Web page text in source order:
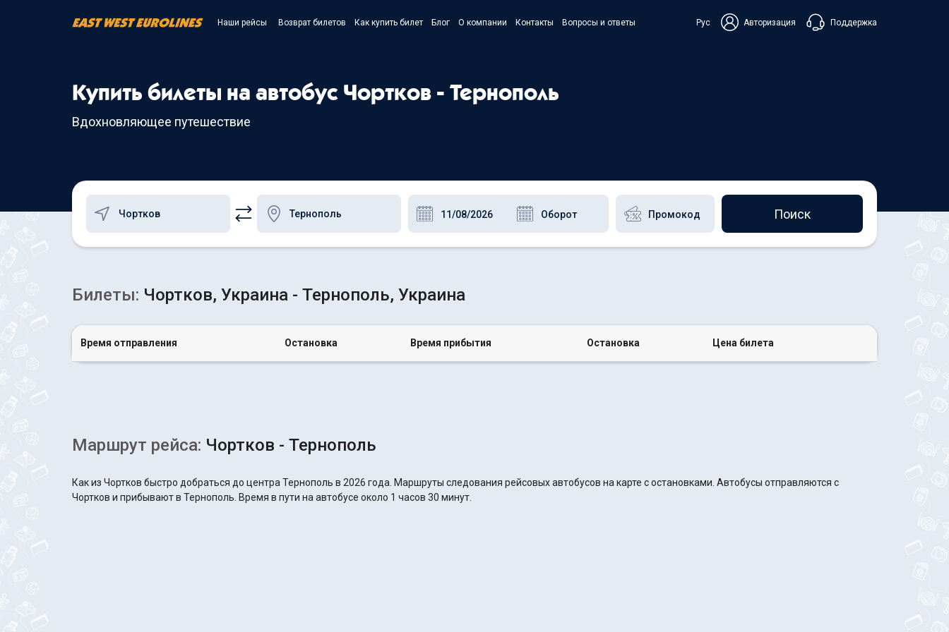
Наши рейсы Возврат билетов Как купить билет Блог О компании Контакты Вопросы и ответы Рус Авторизация Поддержка
Чат в Messenger
Купить билеты на автобус Чортков - Тернополь
Вдохновляющее путешествие
Поиск
Билеты: Чортков, Украина - Тернополь, Украина
Время отправления Остановка Время прибытия Остановка Цена билета
Маршрут рейса: Чортков - Тернополь
Как из Чортков быстро добраться до центра Тернополь в 2026 года. Маршруты следования рейсовых автобусов на карте с остановками. Автобусы отправляются с
Чортков и прибывают в Тернополь. Время в пути на автобусе около 1 часов 30 минут.